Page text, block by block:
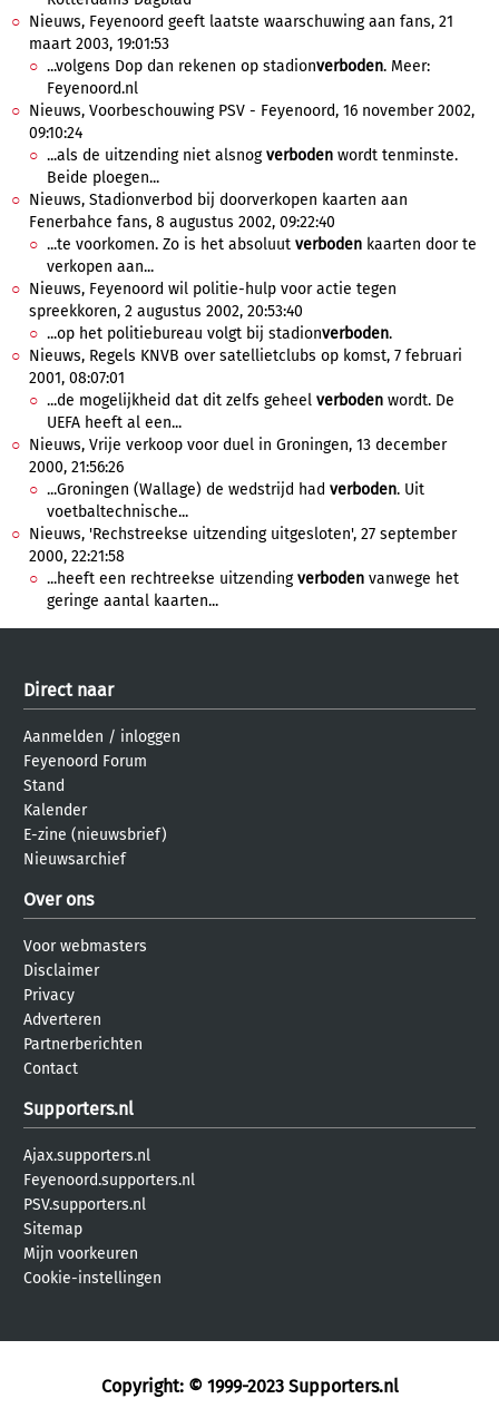
Nieuws, Feyenoord geeft laatste waarschuwing aan fans, 21
maart 2003, 19:01:53
...volgens Dop dan rekenen op stadionverboden. Meer:
Feyenoord.nl
Nieuws, Voorbeschouwing PSV - Feyenoord, 16 november 2002,
09:10:24
...als de uitzending niet alsnogverboden wordt tenminste.
Beide ploegen...
Nieuws, Stadionverbod bij doorverkopen kaarten aan
Fenerbahce fans, 8 augustus 2002, 09:22:40
...te voorkomen. Zo is het absoluut verboden kaarten door te
verkopen aan...
Nieuws, Feyenoord wil politie-hulp voor actie tegen
spreekkoren, 2 augustus 2002, 20:53:40
...op het politiebureau volgt bij stadionverboden.
Nieuws, Regels KNVB over satellietclubs op komst, 7 februari
2001, 08:07:01
...de mogelijkheid dat dit zelfs geheel verboden wordt. De
UEFA heeft al een...
Nieuws, Vrije verkoop voor duel in Groningen, 13 december
2000, 21:56:26
...Groningen (Wallage) de wedstrijd had verboden. Uit
voetbaltechnische...
Nieuws, 'Rechstreekse uitzending uitgesloten', 27 september
2000, 22:21:58
...heeft een rechtreekse uitzendingverboden vanwege het
geringe aantal kaarten...
Direct naar
Aanmelden / inloggen
Feyenoord Forum
Stand
Kalender
E-zine (nieuwsbrief)
Nieuwsarchief
Over ons
Voor webmasters
Disclaimer
Privacy
Adverteren
Partnerberichten
Contact
Supporters.nl
Ajax.supporters.nl
Feyenoord.supporters.nl
PSV.supporters.nl
Sitemap
Mijn voorkeuren
Cookie-instellingen
Copyright: © 1999-2023 Supporters.nl